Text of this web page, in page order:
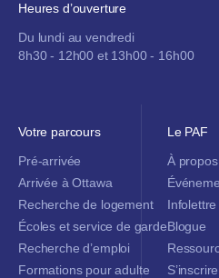
Heures d’ouverture
Du lundi au vendredi
8h30 - 12h00 et 13h00 - 16h00
Votre parcours
Pré-arrivée
Arrivée à Ottawa
Recherche de logement
Écoles et service de garde
Recherche d’emploi
Formations pour adulte
Le PAF
À propos
Blogue